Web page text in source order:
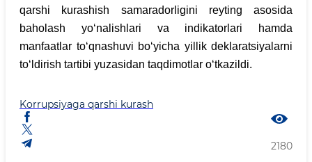
qarshi kurashish samaradorligini reyting asosida
baholash yo‘nalishlari va indikatorlari hamda
manfaatlar to‘qnashuvi bo‘yicha yillik deklaratsiyalarni
to‘ldirish tartibi yuzasidan taqdimotlar o‘tkazildi.
Korrupsiyaga qarshi kurash
2180